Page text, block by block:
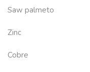
Saw palmeto
Zinc
Cobre